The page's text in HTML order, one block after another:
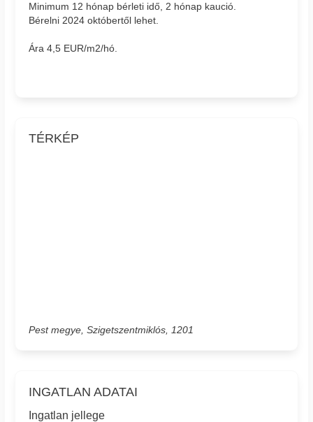
Minimum 12 hónap bérleti idő, 2 hónap kaució.
Bérelni 2024 októbertől lehet.
Ára 4,5 EUR/m2/hó.
TÉRKÉP
Pest megye, Szigetszentmiklós, 1201
INGATLAN ADATAI
Ingatlan jellege